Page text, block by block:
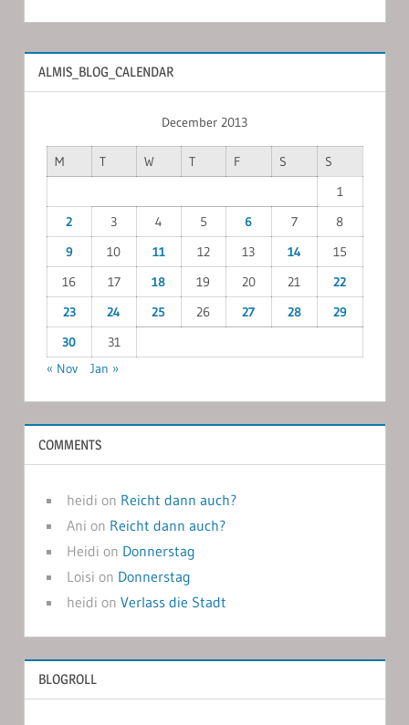
ALMIS_BLOG_CALENDAR
December 2013
M T W T F S
S
1
2
3 4 5 6 7
8
9
10 11 12 13 14
15
16
17 18 19 20 21
22
23
24 25 26 27 28
29
30
31
« Nov
Jan »
COMMENTS
heidi on Reicht dann auch?
Ani on Reicht dann auch?
Heidi on Donnerstag
Loisi on Donnerstag
heidi on Verlass die Stadt
BLOGROLL